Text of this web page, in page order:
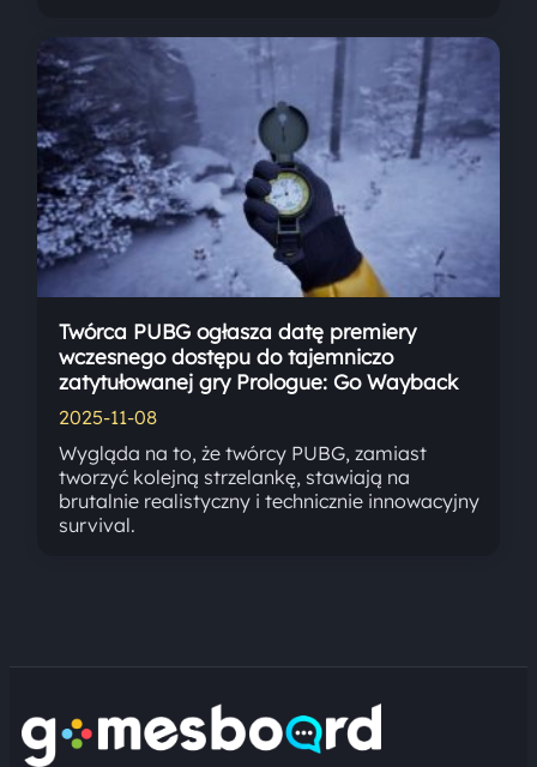
Twórca PUBG ogłasza datę premiery
wczesnego dostępu do tajemniczo
zatytułowanej gry Prologue: Go Wayback
2025-11-08
Wygląda na to, że twórcy PUBG, zamiast
tworzyć kolejną strzelankę, stawiają na
brutalnie realistyczny i technicznie innowacyjny
survival.